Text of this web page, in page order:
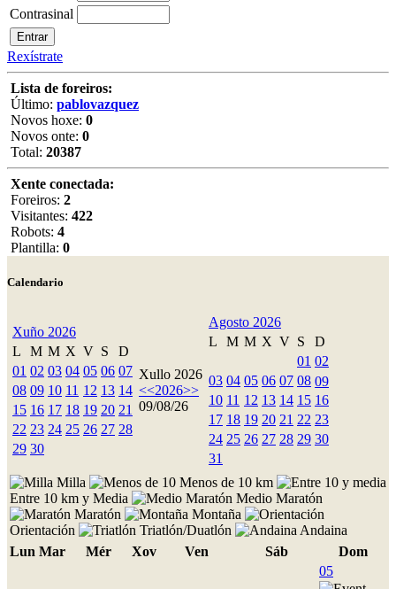
Contrasinal
Rexístrate
Lista de foreiros:
Último: pablovazquez
Novos hoxe: 0
Novos onte: 0
Total: 20387
Xente conectada:
Foreiros: 2
Visitantes: 422
Robots: 4
Plantilla: 0
Calendario
Xuño 2026
L
M M X V S
D
01 02 03 04 05 06 07
08 09 10 11 12 13 14
15 16 17 18 19 20 21
22 23 24 25 26 27 28
29 30
Xullo 2026
<<2026>>
09/08/26
Agosto 2026
L
M M X V S
D
01 02
03 04 05 06 07 08 09
10 11 12 13 14 15 16
17 18 19 20 21 22 23
24 25 26 27 28 29 30
31
Milla
Menos de 10 km
Entre 10 km y Media
Medio Maratón
Maratón
Montaña
Orientación
Triatlón/Duatlón
Andaina
Lun Mar Mér Xov Ven Sáb Dom
05